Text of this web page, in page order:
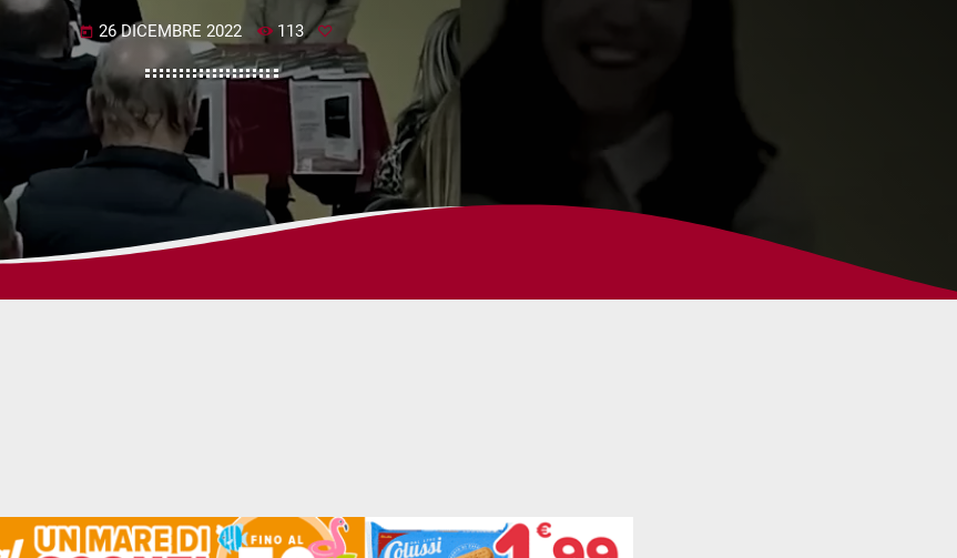
today 26 DICEMBRE 2022 113